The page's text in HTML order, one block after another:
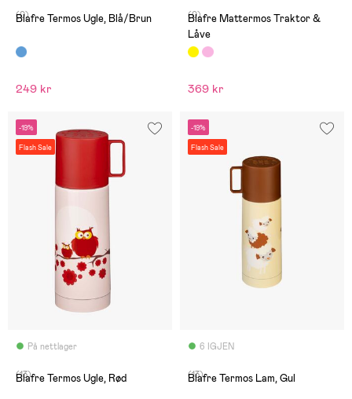
(0)
Blafre Termos Ugle, Blå/Brun
249 kr
(0)
Blafre Mattermos Traktor &
Låve
369 kr
-19%
Flash Sale
På nettlager
(13)
Blafre Termos Ugle, Rød
-19%
Flash Sale
6 IGJEN
(13)
Blafre Termos Lam, Gul